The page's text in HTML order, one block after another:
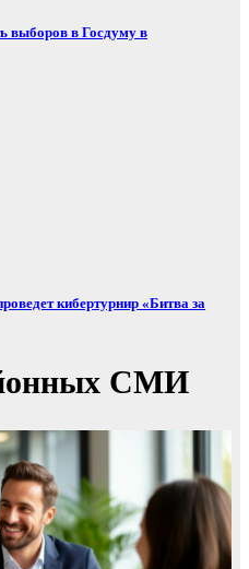
выборов в Госдуму в
кибертурнир «Битва за